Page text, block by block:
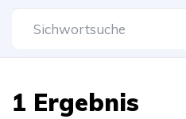
1 Ergebnis